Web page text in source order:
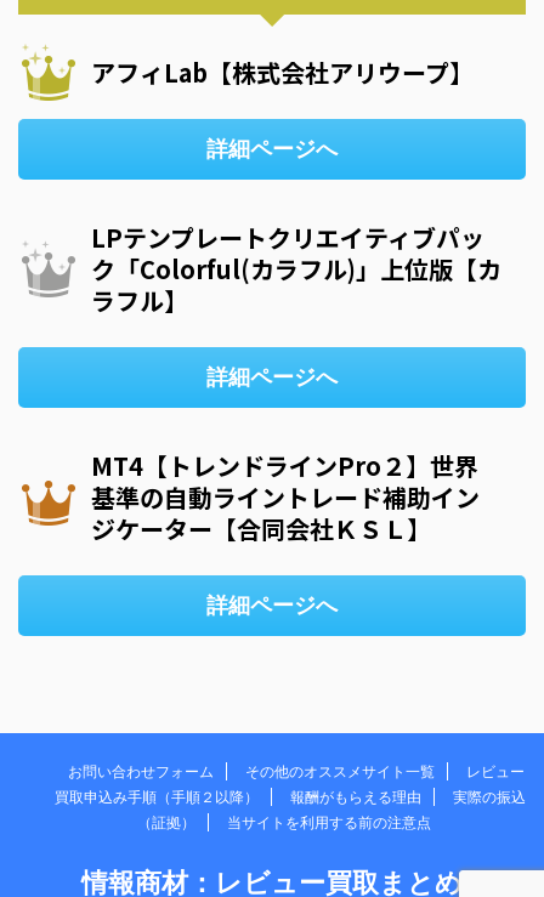
アフィLab【株式会社アリウープ】
詳細ページへ
LPテンプレートクリエイティブパッ
ク「Colorful(カラフル)」上位版【カ
ラフル】
詳細ページへ
MT4【トレンドラインPro２】世界
基準の自動ライントレード補助イン
ジケーター【合同会社ＫＳＬ】
詳細ページへ
お問い合わせフォーム その他のオススメサイト一覧
レビュー
買取申込み手順（手順２以降）
報酬がもらえる理由
実際の振込
（証拠）
当サイトを利用する前の注意点
情報商材：レビュー買取まとめ